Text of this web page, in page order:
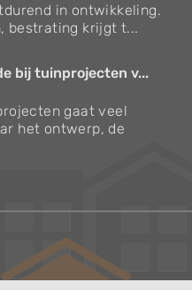
in ontwikkeling.
bestrating krijgt t...
bij tuinprojecten v...
gaat veel
het ontwerp, de
en planten
terras
voor de